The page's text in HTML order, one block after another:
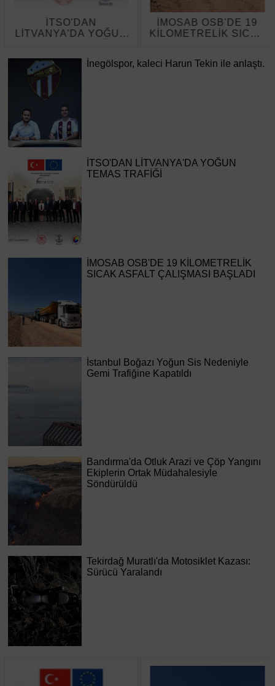
İMOSAB OSB'DE 19
KİLOMETRELİK SICAK
BAŞLADI
İstanbul Boğazı Yoğun
Sis Nedeniyle Gemi
İnegölspor, kaleci Harun Tekin ile anlaştı.
İTSO'DAN LİTVANYA'DA YOĞUN
TEMAS TRAFİĞİ
İMOSAB OSB'DE 19 KİLOMETRELİK
SICAK ASFALT ÇALIŞMASI BAŞLADI
İstanbul Boğazı Yoğun Sis Nedeniyle
Gemi Trafiğine Kapatıldı
Bandırma'da Otluk Arazi ve Çöp Yangını
Ekiplerin Ortak Müdahalesiyle
Söndürüldü
Tekirdağ Muratlı'da Motosiklet Kazası:
Sürücü Yaralandı